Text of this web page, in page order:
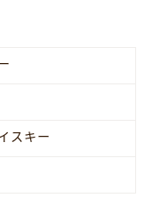
スキー